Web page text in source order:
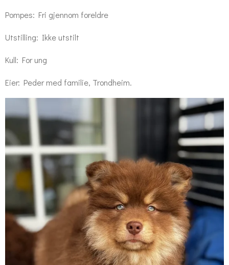
Pompes: Fri gjennom foreldre
Utstilling: Ikke utstilt
Kull: For ung
Eier: Peder med familie, Trondheim.